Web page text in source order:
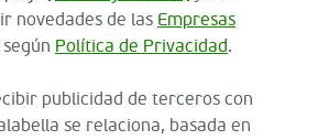
novedades de las Empresas
según Política de Privacidad.
publicidad de terceros con
se relaciona, basada en